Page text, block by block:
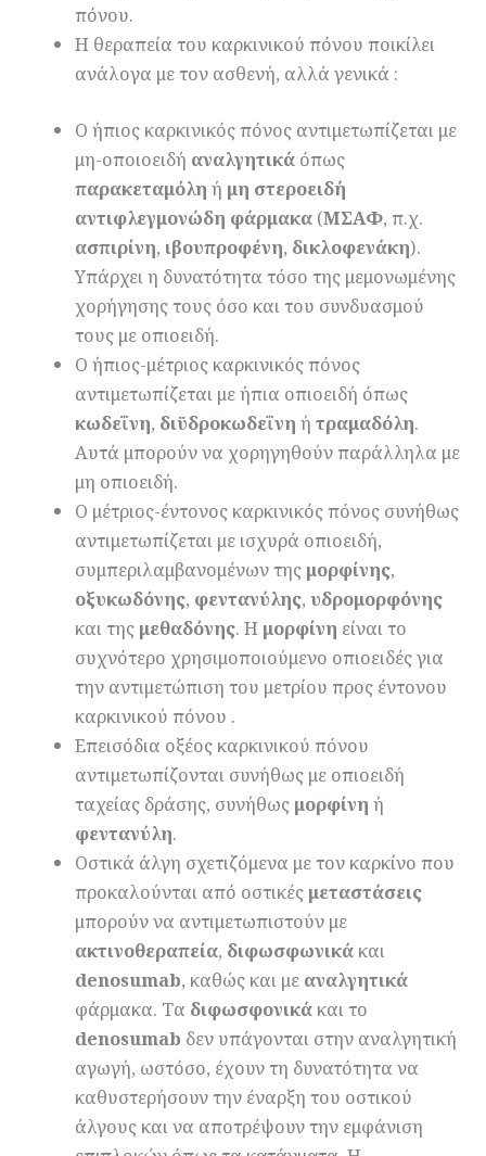
πόνου.
Η θεραπεία του καρκινικού πόνου ποικίλει
ανάλογα με τον ασθενή, αλλά γενικά :
Ο ήπιος καρκινικός πόνος αντιμετωπίζεται με
μη-οποιοειδή αναλγητικά όπως
παρακεταμόλη ή μη στεροειδή
αντιφλεγμονώδη φάρμακα (ΜΣΑΦ, π.χ.
ασπιρίνη, ιβουπροφένη, δικλοφενάκη).
Υπάρχει η δυνατότητα τόσο της μεμονωμένης
χορήγησης τους όσο και του συνδυασμού
τους με οπιοειδή.
Ο ήπιος-μέτριος καρκινικός πόνος
αντιμετωπίζεται με ήπια οπιοειδή όπως
κωδεΐνη, διϋδροκωδεΐνη ήτραμαδόλη.
Αυτά μπορούν να χορηγηθούν παράλληλα με
μη οπιοειδή.
Ο μέτριος-έντονος καρκινικός πόνος συνήθως
αντιμετωπίζεται με ισχυρά οπιοειδή,
συμπεριλαμβανομένων της μορφίνης,
οξυκωδόνης, φεντανύλης,υδρομορφόνης
και της μεθαδόνης. Η μορφίνη είναι το
συχνότερο χρησιμοποιούμενο οπιοειδές για
την αντιμετώπιση του μετρίου προς έντονου
καρκινικού πόνου .
Επεισόδια οξέος καρκινικού πόνου
αντιμετωπίζονται συνήθως με οπιοειδή
ταχείας δράσης, συνήθως μορφίνη ή
φεντανύλη.
Οστικά άλγη σχετιζόμενα με τον καρκίνο που
προκαλούνται από οστικές μεταστάσεις
μπορούν να αντιμετωπιστούν με
ακτινοθεραπεία, διφωσφωνικά και
denosumab, καθώς και με αναλγητικά
φάρμακα. Τα διφωσφονικά και το
denosumab δεν υπάγονται στην αναλγητική
αγωγή, ωστόσο, έχουν τη δυνατότητα να
καθυστερήσουν την έναρξη του οστικού
άλγους και να αποτρέψουν την εμφάνιση